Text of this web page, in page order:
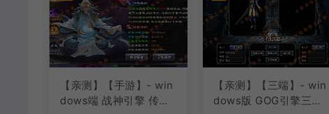
【亲测】【手游】- win
dows端 战神引擎 传奇
【亲测】【三端】- win
dows版 GOG引擎三职